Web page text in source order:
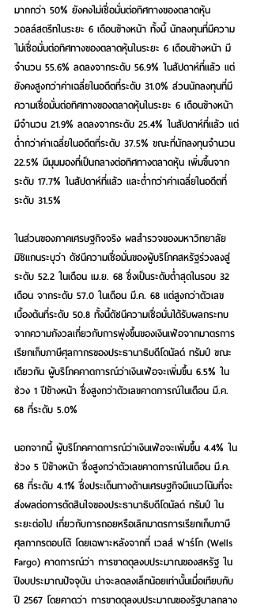
มากกว่า 50% ยังคงไม่เชื่อมั่นต่อทิศทางของตลาดหุ้น
วอลล์สตรีทในระยะ 6 เดือนข้างหน้า ทั้งนี้ นักลงทุนที่มีความ
ไม่เชื่อมั่นต่อทิศทางของตลาดหุ้นในระยะ 6 เดือนข้างหน้า มี
จำนวน 55.6% ลดลงจากระดับ 56.9% ในสัปดาห์ที่แล้ว แต่
ยังคงสูงกว่าค่าเฉลี่ยในอดีตที่ระดับ 31.0% ส่วนนักลงทุนที่มี
ความเชื่อมั่นต่อทิศทางของตลาดหุ้นในระยะ 6 เดือนข้างหน้า
มีจำนวน 21.9% ลดลงจากระดับ 25.4% ในสัปดาห์ที่แล้ว แต่
ต่ำกว่าค่าเฉลี่ยในอดีตที่ระดับ 37.5% ขณะที่นักลงทุนจำนวน
22.5% มีมุมมองที่เป็นกลางต่อทิศทางตลาดหุ้น เพิ่มขึ้นจาก
ระดับ 17.7% ในสัปดาห์ที่แล้ว และต่ำกว่าค่าเฉลี่ยในอดีตที่
ระดับ 31.5%
ในส่วนของภาคเศรษฐกิจจริง ผลสำรวจของมหาวิทยาลัย
มิชิแกนระบุว่า ดัชนีความเชื่อมั่นของผู้บริโภคสหรัฐร่วงลงสู่
ระดับ 52.2 ในเดือน เม.ย. 68 ซึ่งเป็นระดับต่ำสุดในรอบ 32
เดือน จากระดับ 57.0 ในเดือน มี.ค. 68 แต่สูงกว่าตัวเลข
เบื้องต้นที่ระดับ 50.8 ทั้งนี้ดัชนีความเชื่อมั่นได้รับผลกระทบ
จากความกังวลเกี่ยวกับการพุ่งขึ้นของเงินเฟ้อจากมาตรการ
เรียกเก็บภาษีศุลกากรของประธานาธิบดีโดนัลด์ ทรัมป์ ขณะ
เดียวกัน ผู้บริโภคคาดการณ์ว่าเงินเฟ้อจะเพิ่มขึ้น 6.5% ใน
ช่วง 1 ปีข้างหน้า ซึ่งสูงกว่าตัวเลขคาดการณ์ในเดือน มี.ค.
68 ที่ระดับ 5.0%
นอกจากนี้ ผู้บริโภคคาดการณ์ว่าเงินเฟ้อจะเพิ่มขึ้น 4.4% ใน
ช่วง 5 ปีข้างหน้า ซึ่งสูงกว่าตัวเลขคาดการณ์ในเดือน มี.ค.
68 ที่ระดับ 4.1% ซึ่งประเด็นทางด้านเศรษฐกิจมีแนวโน้มที่จะ
ส่งผลต่อการตัดสินใจของประธานาธิบดีโดนัลด์ ทรัมป์ ใน
ระยะต่อไป เกี่ยวกับการถอยหรือเลิกมาตรการเรียกเก็บภาษี
ศุลกากรตอบโต้ โดยเฉพาะหลังจากที่ เวลส์ ฟาร์โก (Wells
Fargo) คาดการณ์ว่า การขาดดุลงบประมาณของสหรัฐ ใน
ปีงบประมาณปัจจุบัน น่าจะลดลงเล็กน้อยเท่านั้นเมื่อเทียบกับ
ปี 2567 โดยคาดว่า การขาดดุลงบประมาณของรัฐบาลกลาง